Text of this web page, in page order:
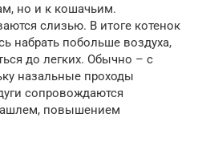
но и к кошачьим.
слизью. В итоге котенок
набрать побольше воздуха,
до легких. Обычно – с
назальные проходы
сопровождаются
повышением